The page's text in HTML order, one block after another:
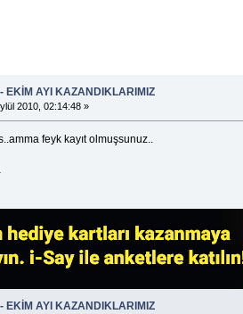
EKİM AYI KAZANDIKLARIMIZ
2010, 02:14:48 »
feyk kayıt olmuşsunuz..
EKİM AYI KAZANDIKLARIMIZ